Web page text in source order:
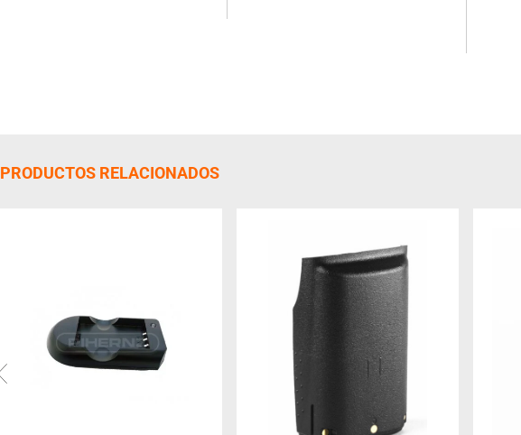
PRODUCTOS RELACIONADOS